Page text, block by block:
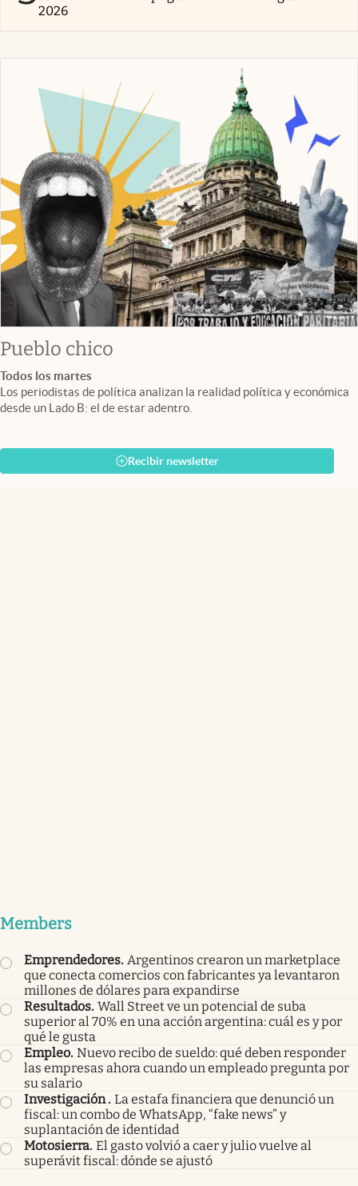
2026
Pueblo chico
Todos los martes
Los periodistas de política analizan la realidad política y económica
desde un Lado B: el de estar adentro.
Recibir newsletter
Members
Emprendedores. Argentinos crearon un marketplace
que conecta comercios con fabricantes ya levantaron
millones de dólares para expandirse
Resultados. Wall Street ve un potencial de suba
superior al 70% en una acción argentina: cuál es y por
qué le gusta
Empleo. Nuevo recibo de sueldo: qué deben responder
las empresas ahora cuando un empleado pregunta por
su salario
Investigación. La estafa financiera que denunció un
fiscal: un combo de WhatsApp, “fake news” y
suplantación de identidad
Motosierra. El gasto volvió a caer y julio vuelve al
superávit fiscal: dónde se ajustó